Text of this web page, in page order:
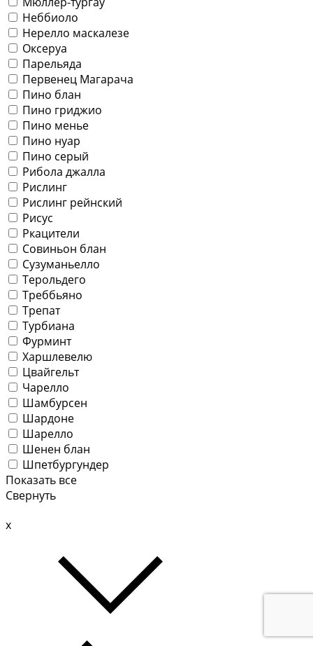
Неббиоло
Нерелло маскалезе
Оксеруа
Парельяда
Первенец Магарача
Пино блан
Пино гриджио
Пино менье
Пино нуар
Пино серый
Рибола джалла
Рислинг
Рислинг рейнский
Рисус
Ркацители
Совиньон блан
Сузуманьелло
Терольдего
Треббьяно
Трепат
Турбиана
Фурминт
Харшлевелю
Цвайгельт
Чарелло
Шамбурсен
Шардоне
Шарелло
Шенен блан
Шпетбургундер
Показать все
Свернуть
x